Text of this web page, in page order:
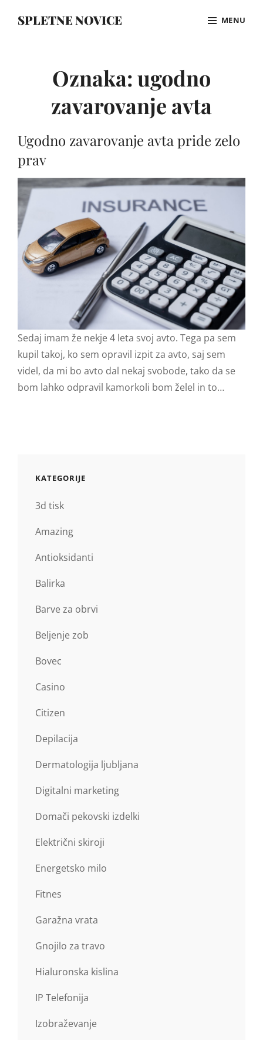
SPLETNE NOVICE MENU
Oznaka:ugodno
zavarovanje avta
Ugodno zavarovanje avta pride zelo
prav
Sedaj imam že nekje 4 leta svoj avto. Tega pa sem
kupil takoj, ko sem opravil izpit za avto, saj sem
videl, da mi bo avto dal nekaj svobode, tako da se
bom lahko odpravil kamorkoli bom želel in to…
KATEGORIJE
3d tisk
Amazing
Antioksidanti
Balirka
Barve za obrvi
Beljenje zob
Bovec
Casino
Citizen
Depilacija
Dermatologija ljubljana
Digitalni marketing
Domači pekovski izdelki
Električni skiroji
Energetsko milo
Fitnes
Garažna vrata
Gnojilo za travo
Hialuronska kislina
IP Telefonija
Izobraževanje